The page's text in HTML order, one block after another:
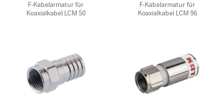
F-Kabelarmatur für
Koaxialkabel LCM 50
F-Kabelarmatur für
Koaxialkabel LCM 96